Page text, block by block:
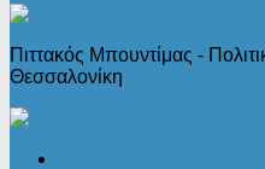
Πιττακός Μπουντίμας -
Θεσσαλονίκη